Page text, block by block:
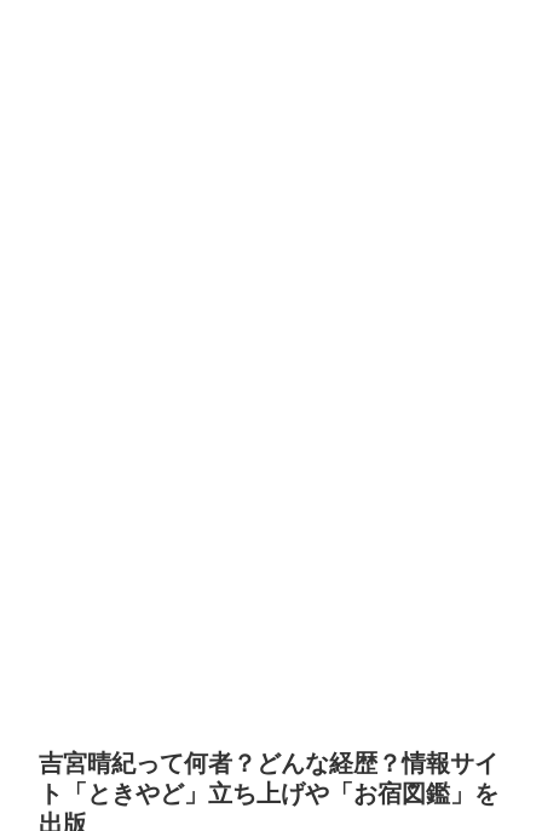
吉宮晴紀って何者？どんな経歴？情報サイ
ト「ときやど」立ち上げや「お宿図鑑」を
出版